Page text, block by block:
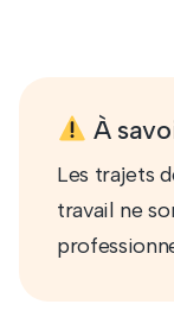
À
Les trajets
travail ne